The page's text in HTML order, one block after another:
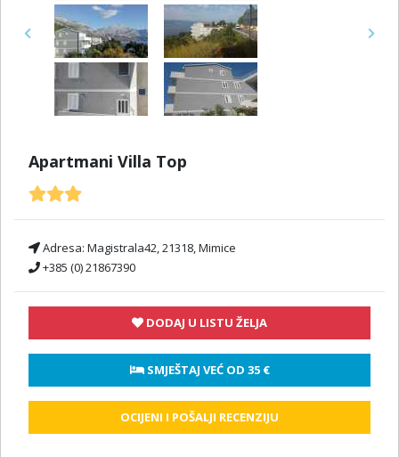
Previous Next
Apartmani Villa Top
Adresa: Magistrala42, 21318, Mimice
+385 (0) 21867390
DODAJ U LISTU ŽELJA
SMJEŠTAJ VEĆ OD 35 €
OCIJENI I POŠALJI RECENZIJU